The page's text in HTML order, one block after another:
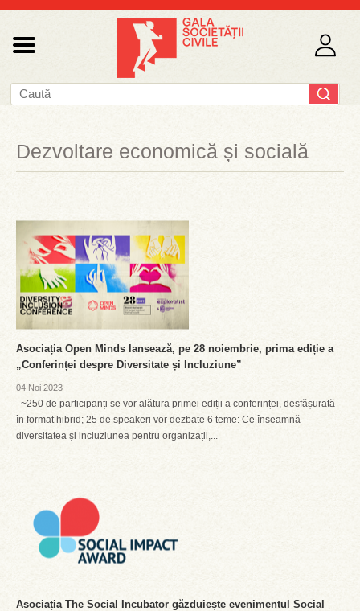
Dezvoltare economică și socială
Asociația Open Minds lansează, pe 28 noiembrie, prima ediție a
„Conferinței despre Diversitate și Incluziune”
04 Noi 2023
~250 de participanți se vor alătura primei ediții a conferinței, desfășurată
în format hibrid; 25 de speakeri vor dezbate 6 teme: Ce înseamnă
diversitatea și incluziunea pentru organizații,...
Asociația The Social Incubator găzduiește evenimentul Social